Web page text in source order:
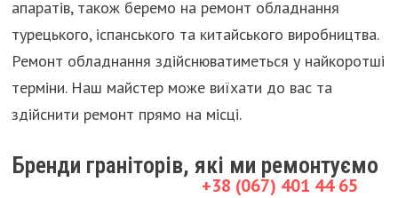
+38 (067) 401 44 65
апаратів, також беремо на ремонт обладнання
турецького, іспанського та китайського виробництва.
Ремонт обладнання здійснюватиметься у найкоротші
терміни. Наш майстер може виїхати до вас та
здійснити ремонт прямо на місці.
Бренди граніторів, які ми ремонтуємо